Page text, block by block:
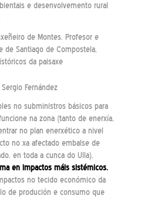
e desenvolvemento rural
de Montes. Profesor e
de Santiago de Compostela,
da paisaxe
Fernández
no subministros básicos para
na zona (tanto de enerxía,
no plan enerxético a nivel
no xa afectado embalse de
en toda a cunca do Ulla),
en impactos máis sistémicos.
no tecido económico da
de produción e consumo que